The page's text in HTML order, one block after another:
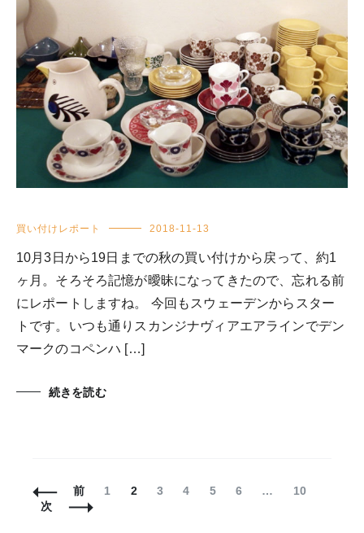
買い付けレポート 2018-11-13
10月3日から19日までの秋の買い付けから戻って、約1
ヶ月。そろそろ記憶が曖昧になってきたので、忘れる前
にレポートしますね。 今回もスウェーデンからスター
トです。いつも通りスカンジナヴィアエアラインでデン
マークのコペンハ […]
続きを読む
投
稿
前
固
1
固
2
固
3
固
4
固
5
固
6 …
固
10
次